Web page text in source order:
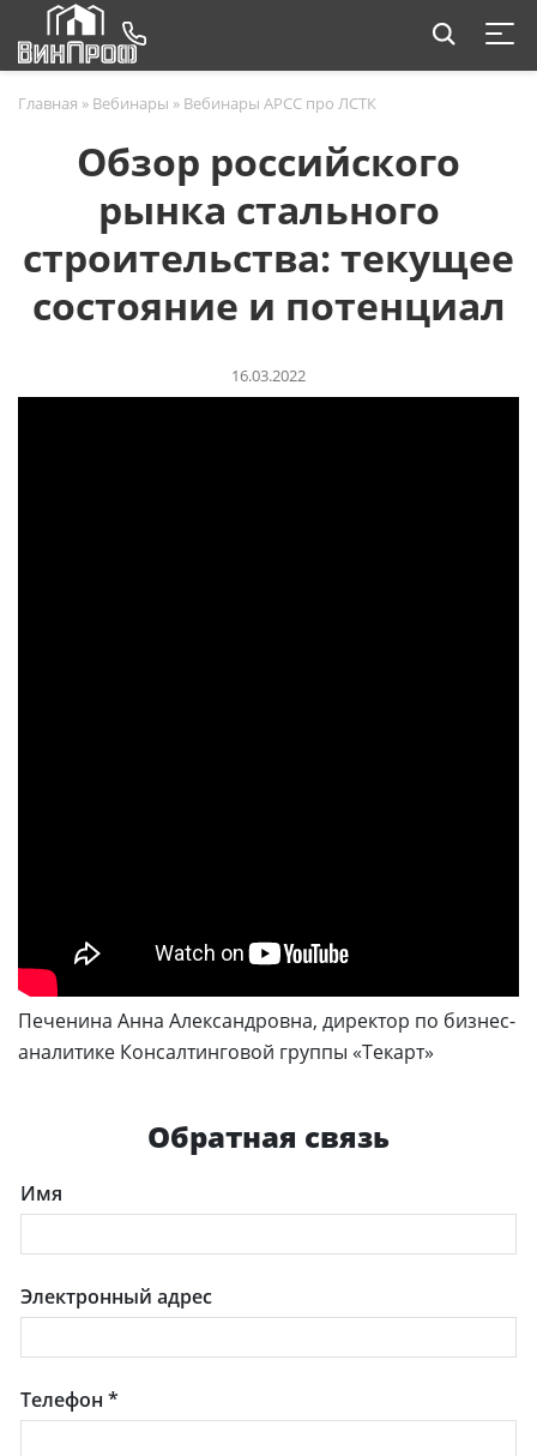
Главная » Вебинары » Вебинары АРСС про ЛСТК
Обзор российского
рынка стального
строительства: текущее
состояние и потенциал
16.03.2022
Печенина Анна Александровна, директор по бизнес-
аналитике Консалтинговой группы «Текарт»
Обратная связь
Имя
Электронный адрес
Телефон*